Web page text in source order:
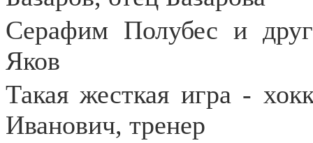
Серафим Полубес и
Яков
Такая жесткая игра -
Иванович, тренер